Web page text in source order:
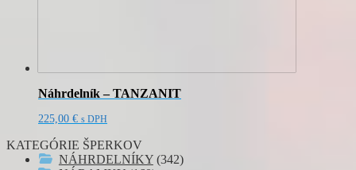
Náhrdelník – TANZANIT
225,00 € s DPH
KATEGÓRIE ŠPERKOV
NÁHRDELNÍKY (342)